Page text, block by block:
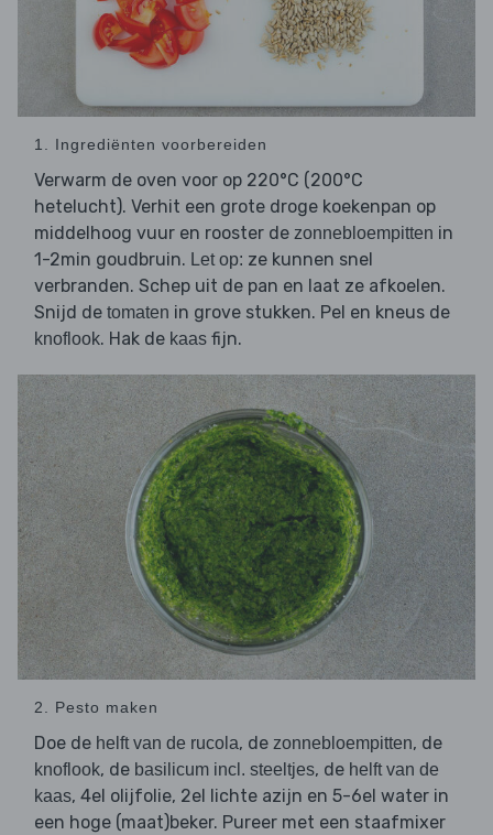
1. Ingrediënten voorbereiden
Verwarm de oven voor op 220°C (200°C
hetelucht). Verhit een grote droge koekenpan op
middelhoog vuur en rooster de zonnebloempitten in
1-2min goudbruin. Let op: ze kunnen snel
verbranden. Schep uit de pan en laat ze afkoelen.
Snijd de tomaten in grove stukken. Pel en kneus de
knoflook. Hak de kaas fijn.
2. Pesto maken
Doe de helft van de rucola, de zonnebloempitten, de
knoflook, de basilicum incl. steeltjes, de helft van de
kaas, 4el olijfolie, 2el lichte azijn en 5-6el water in
een hoge (maat)beker. Pureer met een staafmixer